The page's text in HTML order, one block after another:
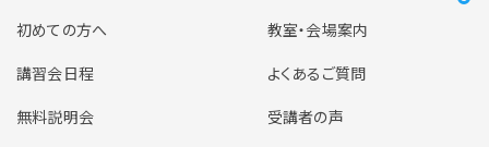
初めての方へ
教室・会場案内
講習会日程
よくあるご質問
無料説明会
受講者の声